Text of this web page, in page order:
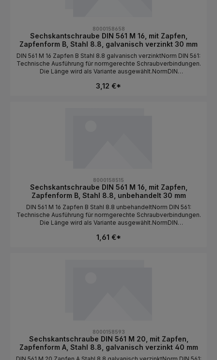
8000158658
Sechskantschraube DIN 561 M 16, mit Zapfen,
Zapfenform B, Stahl 8.8, galvanisch verzinkt 30 mm
DIN 561 M 16 Zapfen B Stahl 8.8 galvanisch verzinktNorm DIN 561:
Technische Ausführung für normgerechte Schraubverbindungen.
Die Länge wird als Variante ausgewählt.NormDIN
BGewindeartMetrischGewindeM
3,12 €*
8000158515
Sechskantschraube DIN 561 M 16, mit Zapfen,
Zapfenform B, Stahl 8.8, unbehandelt 30 mm
DIN 561 M 16 Zapfen B Stahl 8.8 unbehandeltNorm DIN 561:
Technische Ausführung für normgerechte Schraubverbindungen.
Die Länge wird als Variante ausgewählt.NormDIN
BGewindeartMetrischGewindeM
1,61 €*
8000158593
Sechskantschraube DIN 561 M 20, mit Zapfen,
Zapfenform A, Stahl 8.8, galvanisch verzinkt 40 mm